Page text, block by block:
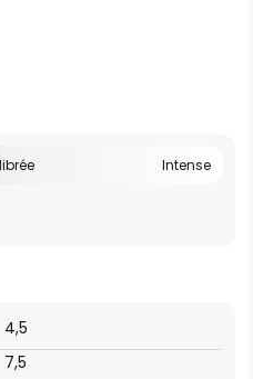
Intense
7,5
4,5